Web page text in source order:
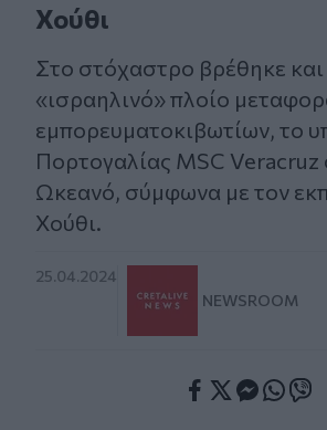
Χούθι
Στο στόχαστρο βρέθηκε και
«ισραηλινό» πλοίο
εμπορευματοκιβωτίων, το
Πορτογαλίας MSC Veracruz
Ωκεανό, σύμφωνα με τον
Χούθι.
25.04.2024
NEWSROOM